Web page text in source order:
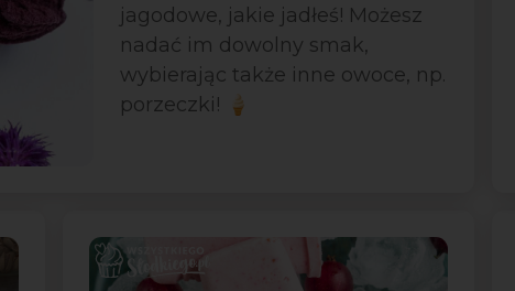
jagodowe, jakie jadłeś! Możesz
nadać im dowolny smak,
wybierając także inne owoce, np.
porzeczki! 🍦